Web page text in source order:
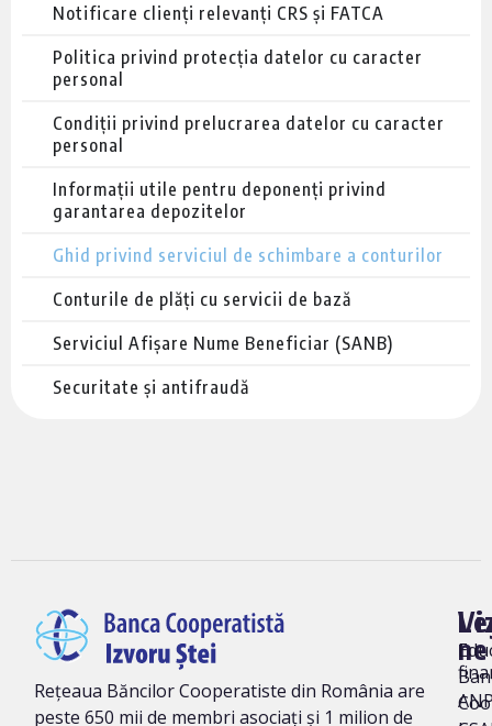
Notificare clienți relevanți CRS și FATCA
Politica privind protecția datelor cu caracter
personal
Condiții privind prelucrarea datelor cu caracter
personal
Informații utile pentru deponenți privind
garantarea depozitelor
Ghid privind serviciul de schimbare a conturilor
Conturile de plăți cu servicii de bază
Serviciul Afișare Nume Beneficiar (SANB)
Securitate și antifraudă
Rețeaua Băncilor Cooperatiste din România are
peste 650 mii de membri asociați și 1 milion de
ne